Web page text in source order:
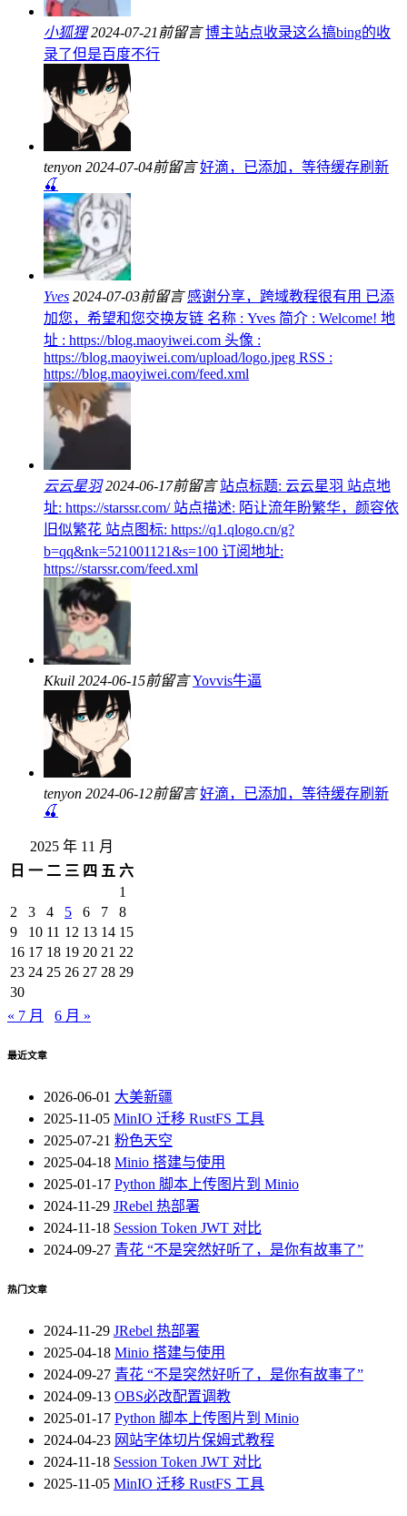
小狐狸 2024-07-21前留言 博主站点收录这么搞bing的收
录了但是百度不行
tenyon 2024-07-04前留言 好滴，已添加，等待缓存刷新
🍒
Yves 2024-07-03前留言 感谢分享，跨域教程很有用 已添
加您，希望和您交换友链 名称 : Yves 简介 : Welcome! 地
址 : https://blog.maoyiwei.com 头像 :
https://blog.maoyiwei.com/upload/logo.jpeg RSS :
https://blog.maoyiwei.com/feed.xml
云云星羽 2024-06-17前留言 站点标题: 云云星羽 站点地
址: https://starssr.com/ 站点描述: 陌让流年盼繁华，颜容依
旧似繁花 站点图标: https://q1.qlogo.cn/g?
b=qq&nk=521001121&s=100 订阅地址:
https://starssr.com/feed.xml
Kkuil 2024-06-15前留言 Yovvis牛逼
tenyon 2024-06-12前留言 好滴，已添加，等待缓存刷新
🍒
2025 年 11 月
日 一 二 三 四 五 六
1
2
3 4 5 6 7
8
9
10 11 12 13 14 15
16 17 18 19 20 21 22
23 24 25 26 27 28 29
30
« 7 月
6 月 »
最近文章
2026-06-01 大美新疆
2025-11-05 MinIO 迁移 RustFS 工具
2025-07-21 粉色天空
2025-04-18 Minio 搭建与使用
2025-01-17 Python 脚本上传图片到 Minio
2024-11-29 JRebel 热部署
2024-11-18 Session Token JWT 对比
2024-09-27 青花 “不是突然好听了，是你有故事了”
热门文章
2024-11-29 JRebel 热部署
2025-04-18 Minio 搭建与使用
2024-09-27 青花 “不是突然好听了，是你有故事了”
2024-09-13 OBS必改配置调教
2025-01-17 Python 脚本上传图片到 Minio
2024-04-23 网站字体切片保姆式教程
2024-11-18 Session Token JWT 对比
2025-11-05 MinIO 迁移 RustFS 工具